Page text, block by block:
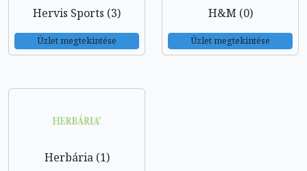
Hervis Sports (3)
Üzlet megtekintése
H&M (0)
Üzlet megtekintése
Herbária (1)